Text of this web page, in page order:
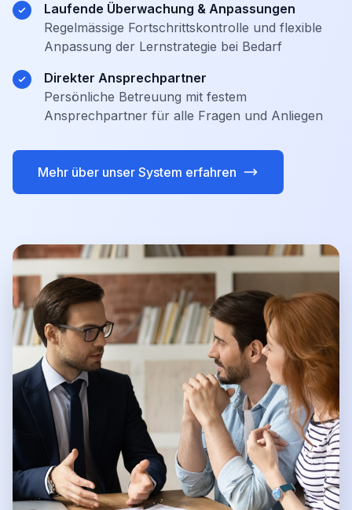
Laufende Überwachung & Anpassungen
Regelmässige Fortschrittskontrolle und flexible
Anpassung der Lernstrategie bei Bedarf
Direkter Ansprechpartner
Persönliche Betreuung mit festem
Ansprechpartner für alle Fragen und Anliegen
Mehr über unser System erfahren